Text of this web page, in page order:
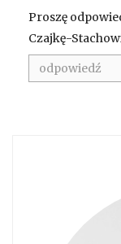
Proszę
Czajkę-